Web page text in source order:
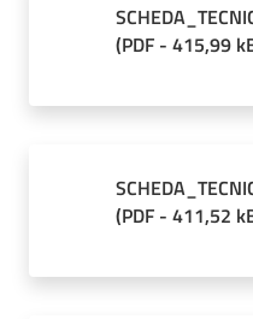
(PDF - 415,99
(PDF - 411,52